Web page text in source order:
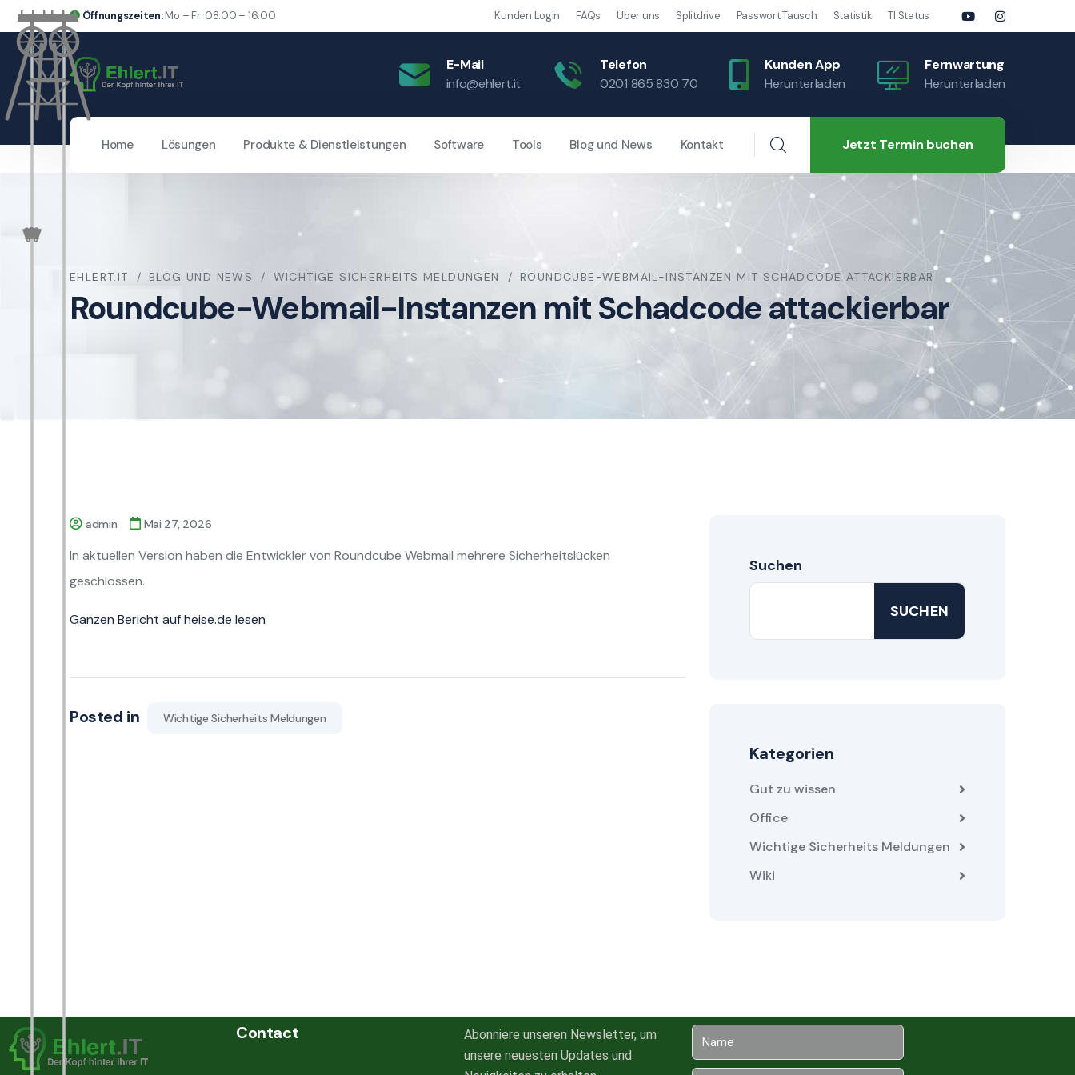
Öffnungszeiten:Mo – Fr: 08:00 – 16:00 Kunden Login FAQs Über uns Splitdrive Passwort Tausch Statistik TI Status
E-Mail
info@ehlert.it
Telefon
0201 865 830 70
Kunden App
Herunterladen
Fernwartung
Herunterladen
Home Lösungen Produkte & Dienstleistungen Software Tools Blog und News Kontakt Jetzt Termin buchen
EHLERT.IT BLOG UND NEWS WICHTIGE SICHERHEITS MELDUNGEN ROUNDCUBE-WEBMAIL-INSTANZEN MIT SCHADCODE ATTACKIERBAR
Roundcube-Webmail-Instanzen mit Schadcode attackierbar
admin Mai 27, 2026
In aktuellen Version haben die Entwickler von Roundcube Webmail mehrere Sicherheitslücken
geschlossen.
Ganzen Bericht auf heise.de lesen
Posted in Wichtige Sicherheits Meldungen
Suchen
SUCHEN
Kategorien
Gut zu wissen
Office
Wichtige Sicherheits Meldungen
Wiki
Contact
Abonniere unseren Newsletter, um
unsere neuesten Updates und